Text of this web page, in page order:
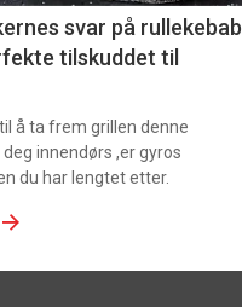
svar på rullekebab
tilskuddet til
å ta frem grillen denne
innendørs ,er gyros
du har lengtet etter.